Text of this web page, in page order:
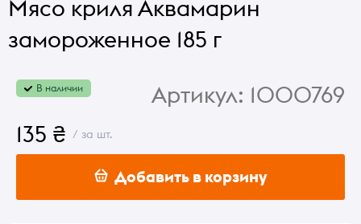
Мясо криля Аквамарин
замороженное 185 г
В наличии Артикул: 1000769
135 ₴ / за шт.
Добавить в корзину